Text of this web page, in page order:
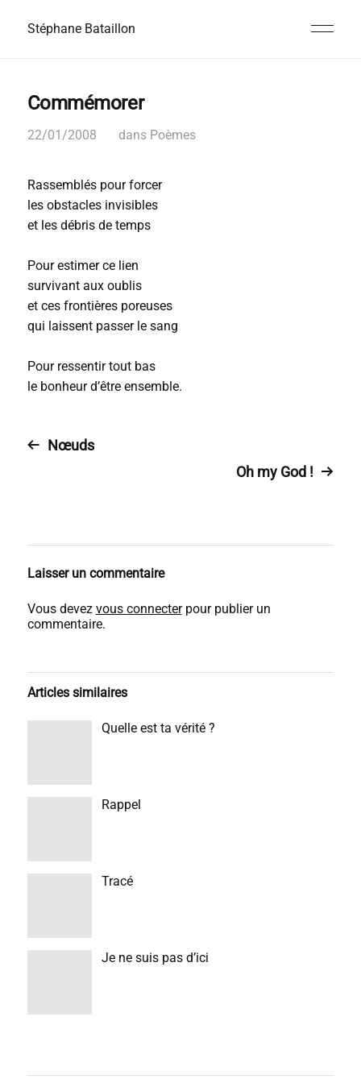
Stéphane Bataillon
Commémorer
22/01/2008 dans Poèmes
Rassemblés pour forcer
les obstacles invisibles
et les débris de temps
Pour estimer ce lien
survivant aux oublis
et ces frontières poreuses
qui laissent passer le sang
Pour ressentir tout bas
le bonheur d’être ensemble.
Nœuds
Oh my God !
Laisser un commentaire
Vous devez vous connecterpour publier un
commentaire.
Articles similaires
Quelle est ta vérité ?
Rappel
Tracé
Je ne suis pas d’ici